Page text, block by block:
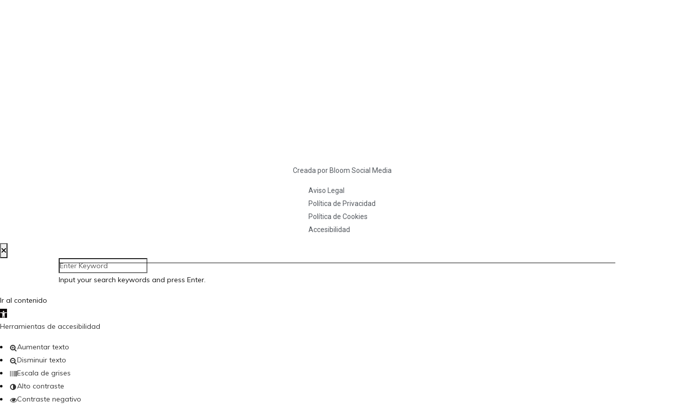
Creada por Bloom Social Media
Aviso Legal
Política de Privacidad
Política de Cookies
Accesibilidad
Input your search keywords and press Enter.
Ir al contenido
Abrir barra de herramientas
Herramientas de accesibilidad
Aumentar texto
Disminuir texto
Escala de grises
Alto contraste
Contraste negativo